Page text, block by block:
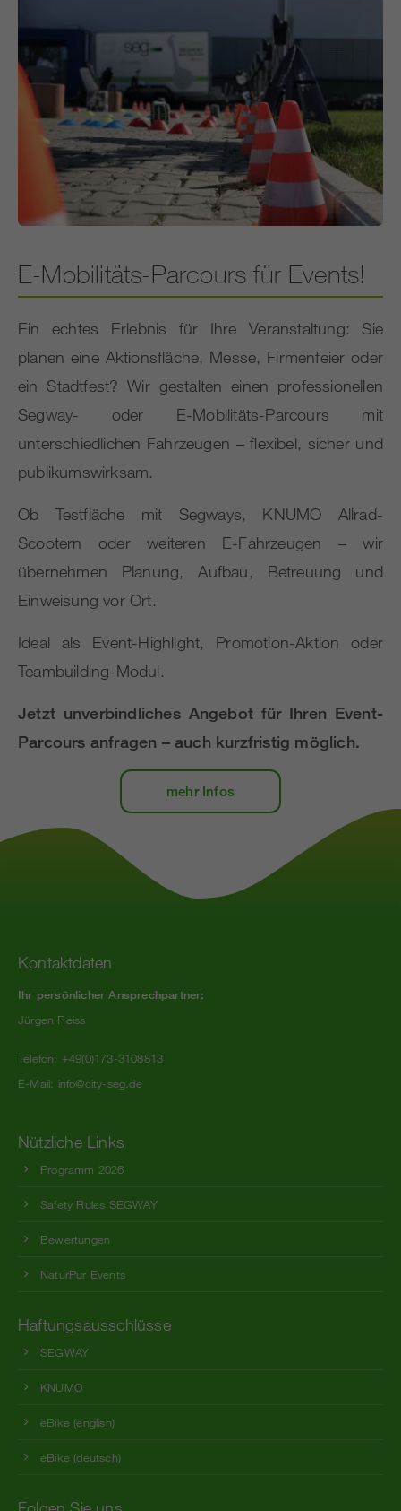
E-Mobilitäts-Parcours für Events!
Ein echtes Erlebnis für Ihre Veranstaltung: Sie
planen eine Aktionsfläche, Messe, Firmenfeier oder
ein Stadtfest? Wir gestalten einen professionellen
Segway- oder E-Mobilitäts-Parcours mit
unterschiedlichen Fahrzeugen – flexibel, sicher und
publikumswirksam.
Ob Testfläche mit Segways, KNUMO Allrad-
Scootern oder weiteren E-Fahrzeugen – wir
übernehmen Planung, Aufbau, Betreuung und
Einweisung vor Ort.
Ideal als Event-Highlight, Promotion-Aktion oder
Teambuilding-Modul.
Jetzt unverbindliches Angebot für Ihren Event-
Parcours anfragen – auch kurzfristig möglich.
mehr Infos
Kontaktdaten
Ihr persönlicher Ansprechpartner:
Jürgen Reiss
Telefon: +49(0)173-3108813
E-Mail: info@city-seg.de
Nützliche Links
Programm 2026
Safety Rules SEGWAY
Bewertungen
NaturPur Events
Haftungs­aus­schlüsse
SEGWAY
KNUMO
eBike (english)
eBike (deutsch)